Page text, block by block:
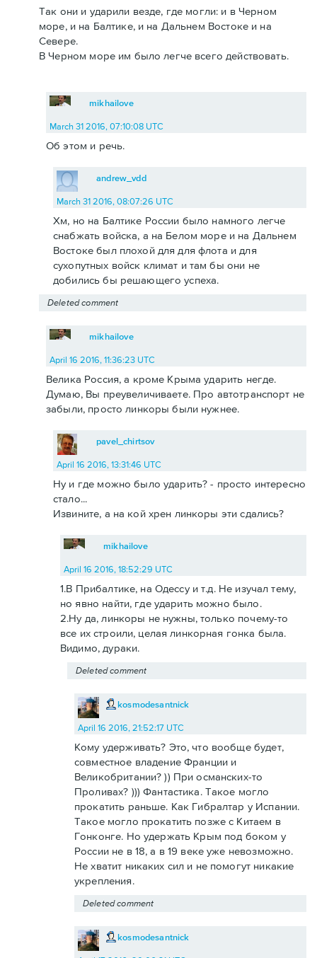
Так они и ударили везде, где могли: и в Черном
море, и на Балтике, и на Дальнем Востоке и на
Севере.
В Черном море им было легче всего действовать.
mikhailove
March 31 2016, 07:10:08 UTC
Об этом и речь.
andrew_vdd
March 31 2016, 08:07:26 UTC
Хм, но на Балтике России было намного легче
снабжать войска, а на Белом море и на Дальнем
Востоке был плохой для для флота и для
сухопутных войск климат и там бы они не
добились бы решающего успеха.
Deleted comment
mikhailove
April 16 2016, 11:36:23 UTC
Велика Россия, а кроме Крыма ударить негде.
Думаю, Вы преувеличиваете. Про автотранспорт не
забыли, просто линкоры были нужнее.
pavel_chirtsov
April 16 2016, 13:31:46 UTC
Ну и где можно было ударить? - просто интересно
стало...
Извините, а на кой хрен линкоры эти сдались?
mikhailove
April 16 2016, 18:52:29 UTC
1.В Прибалтике, на Одессу и т.д. Не изучал тему,
но явно найти, где ударить можно было.
2.Ну да, линкоры не нужны, только почему-то
все их строили, целая линкорная гонка была.
Видимо, дураки.
Deleted comment
kosmodesantnick
April 16 2016, 21:52:17 UTC
Кому удерживать? Это, что вообще будет,
совместное владение Франции и
Великобритании? )) При османских-то
Проливах? ))) Фантастика. Такое могло
прокатить раньше. Как Гибралтар у Испании.
Такое могло прокатить позже с Китаем в
Гонконге. Но удержать Крым под боком у
России не в 18, а в 19 веке уже невозможно.
Не хватит никаких сил и не помогут никакие
укрепления.
Deleted comment
kosmodesantnick